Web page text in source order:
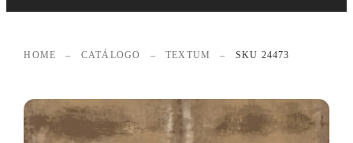
HOME – CATÁLOGO – TEXTUM – SKU 24473